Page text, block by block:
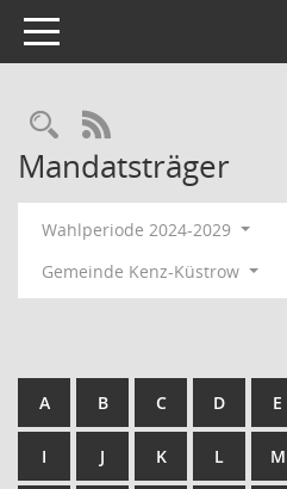
Toggle navigation
Rechercheauswahl
RSS-Feed
Mandatsträger
Wahlperiode 2024-2029
Gemeinde Kenz-Küstrow
A B C D E
I J K L M